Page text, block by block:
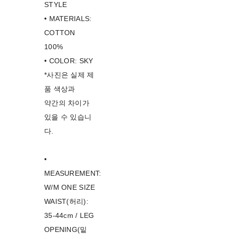
STYLE
• MATERIALS:
COTTON
100%
• COLOR: SKY
*사진은 실제 제
품 색상과
약간의 차이가
있을 수 있습니
다.
•
MEASUREMENT:
W/M ONE SIZE
WAIST(허리):
35-44cm / LEG
OPENING(밑